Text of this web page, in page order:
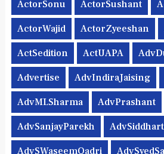
ActorSonu ActorSushant
ActorWajid ActorZyeeshan
ActSedition ActUAPA
Advertise AdvIndiraJaising
AdvMLSharma AdvPrashant
AdvSanjayParekh
AdvSWaseemQadri